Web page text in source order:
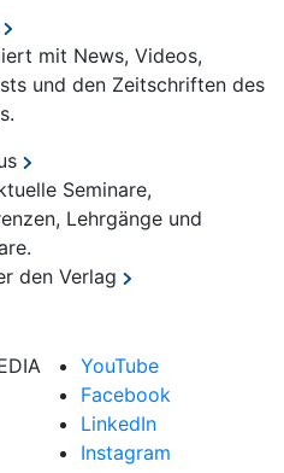
mit News, Videos,
und den Zeitschriften des
Seminare,
Lehrgänge und
den Verlag
YouTube
Facebook
LinkedIn
Instagram